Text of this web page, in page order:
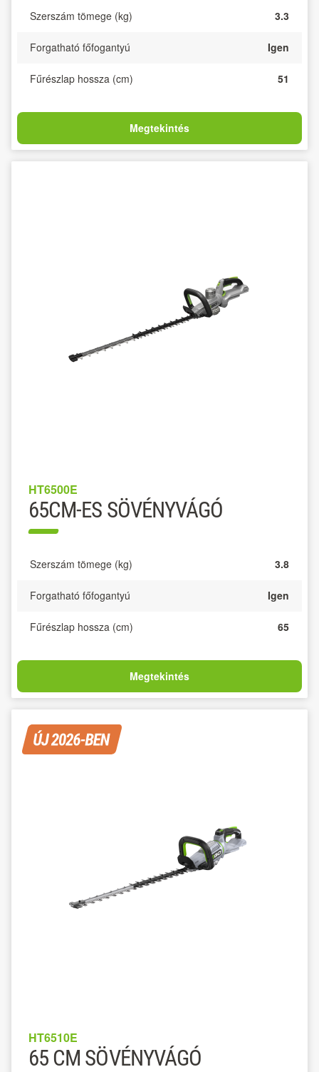
Szerszám tömege (kg) 3.3
Forgatható főfogantyú Igen
Fűrészlap hossza (cm) 51
Megtekintés
HT6500E
65CM-ES SÖVÉNYVÁGÓ
Szerszám tömege (kg) 3.8
Forgatható főfogantyú Igen
Fűrészlap hossza (cm) 65
Megtekintés
HT6510E
65 CM SÖVÉNYVÁGÓ